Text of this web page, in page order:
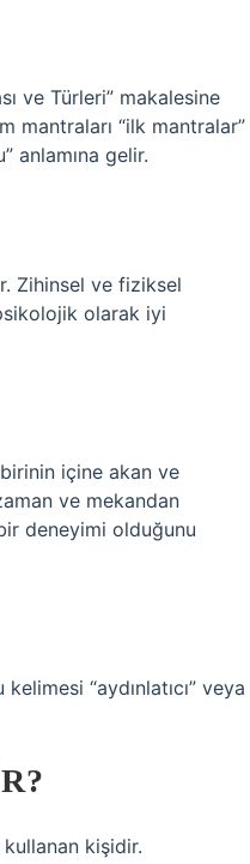
ve Türleri” makalesine
mantraları “ilk mantralar”
anlamına gelir.
Zihinsel ve fiziksel
olarak iyi
içine akan ve
ve mekandan
deneyimi olduğunu
“aydınlatıcı” veya
kullanan kişidir.